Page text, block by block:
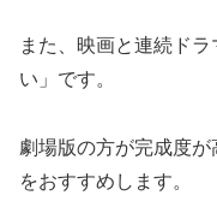
また、映画と連続ド
い」です。
劇場版の方が完成度
をおすすめします。